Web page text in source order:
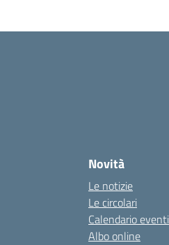
Novità
Le notizie
Le circolari
Calendario eventi
Albo online